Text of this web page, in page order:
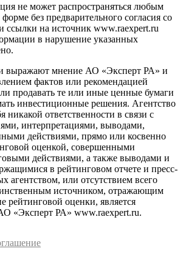
не может распространяться любым
без предварительного согласия со
ссылки на источник www.raexpert.ru
в нарушение указанных
выражают мнение АО «Эксперт РА» и
фактов или рекомендацией
продавать те или иные ценные бумаги
инвестиционные решения. Агентство
никакой ответственности в связи с
интерпретациями, выводами,
действиями, прямо или косвенно
оценкой, совершенными
действиями, а также выводами и
в рейтинговом отчете и пресс-
агентством, или отсутствием всего
источником, отражающим
рейтинговой оценки, является
«Эксперт РА» www.raexpert.ru.